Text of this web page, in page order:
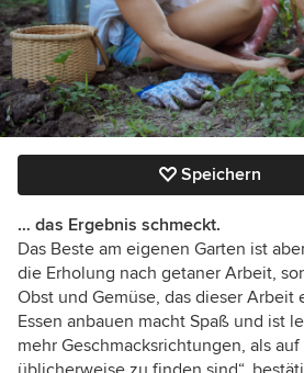
Speichern
… das Ergebnis schmeckt.
Das Beste am eigenen Garten ist
die Erholung nach getaner Arbeit,
Obst und Gemüse, das dieser Arbeit
Essen anbauen macht Spaß und ist
mehr Geschmacksrichtungen, als